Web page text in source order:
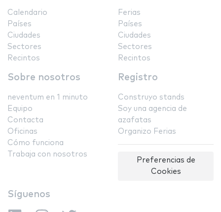
Calendario
Países
Ciudades
Sectores
Recintos
Ferias
Países
Ciudades
Sectores
Recintos
Sobre nosotros
neventum en 1 minuto
Equipo
Contacta
Oficinas
Cómo funciona
Trabaja con nosotros
Registro
Construyo stands
Soy una agencia de
azafatas
Organizo Ferias
Preferencias de
Cookies
Síguenos